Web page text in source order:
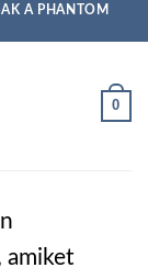
A PHANTOM
0
amiket